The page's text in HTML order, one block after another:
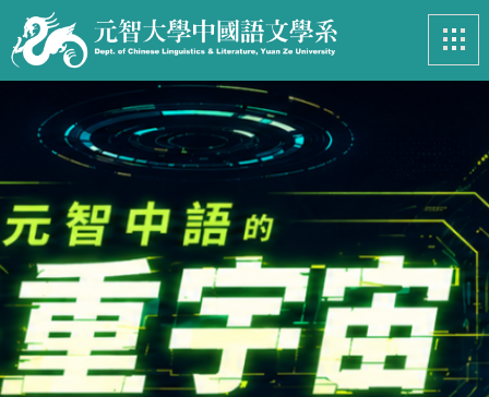
最新消息 News
系所簡介 Introduction
課程資訊 Course
招生專區 Admissions
學生事務 Student